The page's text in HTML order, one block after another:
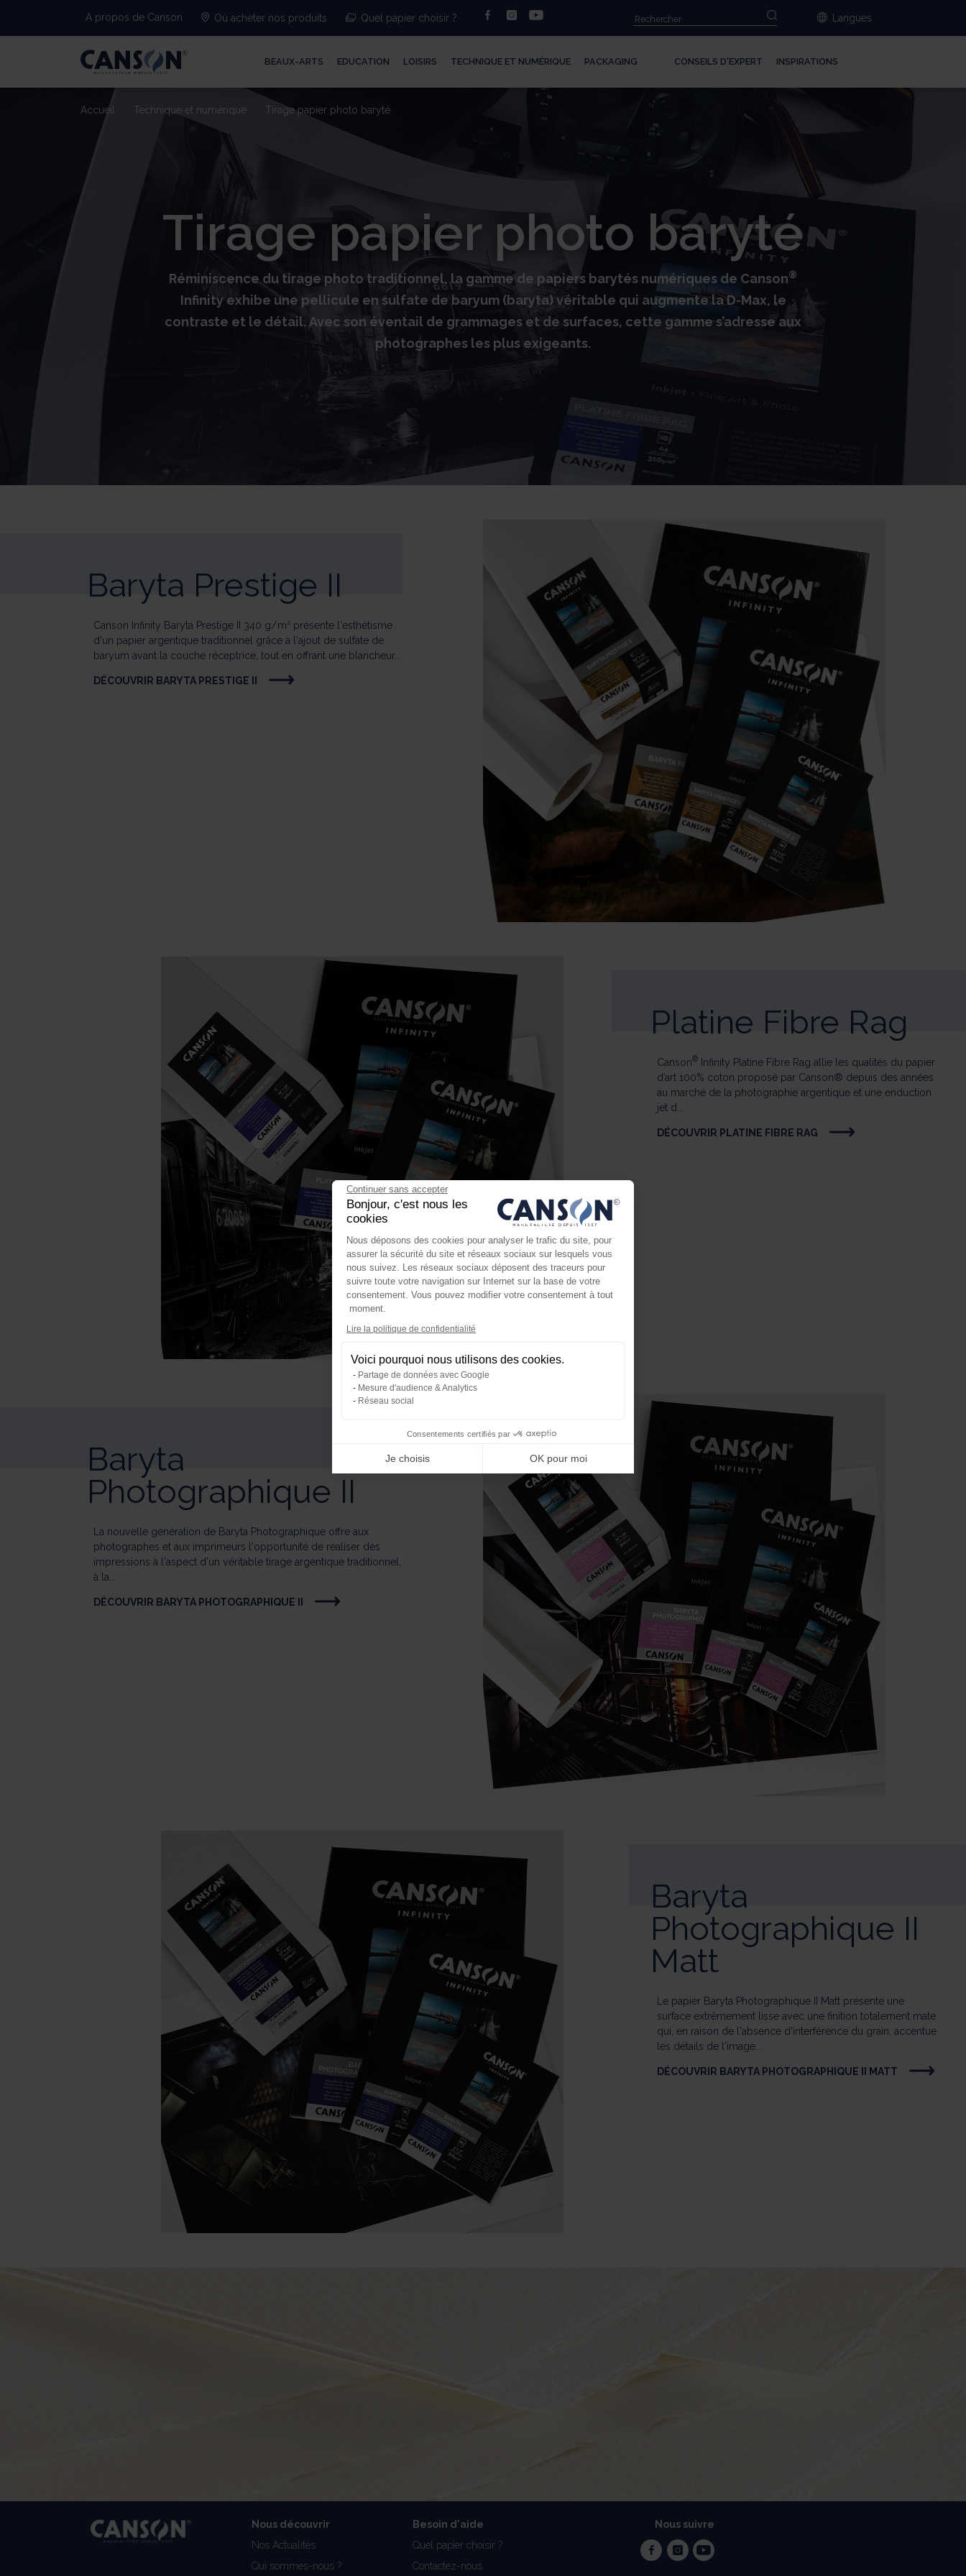
A propos de Canson Où acheter nos produits Quel papier choisir ? facebookinstagram Langues
BEAUX-ARTS EDUCATION LOISIRS TECHNIQUE ET NUMÉRIQUE PACKAGING CONSEILS D'EXPERT INSPIRATIONS
Tirage papier photo baryté
Réminiscence du tirage photo traditionnel, la gamme de papiers barytés numériques de Canson®
Infinity exhibe une pellicule en sulfate de baryum (baryta) véritable qui augmente la D-Max, le
contraste et le détail. Avec son éventail de grammages et de surfaces, cette gamme s’adresse aux
photographes les plus exigeants.
Accueil Technique et numérique Tirage papier photo baryté
Baryta Prestige II
Canson Infinity Baryta Prestige II 340 g/m² présente l'esthétisme
d'un papier argentique traditionnel grâce à l'ajout de sulfate de
baryum avant la couche réceptrice, tout en offrant une blancheur...
DÉCOUVRIR BARYTA PRESTIGE II
Platine Fibre Rag
Canson® Infinity Platine Fibre Rag allie les qualités du papier
d’art 100% coton proposé par Canson® depuis des années
au marché de la photographie argentique et une enduction
jet d...
DÉCOUVRIR PLATINE FIBRE RAG
Baryta
Photographique II
La nouvelle génération de Baryta Photographique offre aux
photographes et aux imprimeurs l'opportunité de réaliser des
impressions à l'aspect d'un véritable tirage argentique traditionnel,
à la...
DÉCOUVRIR BARYTA PHOTOGRAPHIQUE II
Baryta
Photographique II
Matt
Le papier Baryta Photographique II Matt présente une
surface extrêmement lisse avec une finition totalement mate
qui, en raison de l'absence d'interférence du grain, accentue
les détails de l'image...
DÉCOUVRIR BARYTA PHOTOGRAPHIQUE II MATT
Nous découvrir
Nos Actualités
Qui sommes-nous ?
Besoin d'aide
Quel papier choisir ?
Contactez-nous
Nous suivre
facebookinstagram
youtube
Continuer sans accepter
Bonjour, c'est nous les
cookies
Nous déposons des cookies pour analyser le trafic du site, pour
assurer la sécurité du site et réseaux sociaux sur lesquels vous
nous suivez. Les réseaux sociaux déposent des traceurs pour
suivre toute votre navigation sur Internet sur la base de votre
consentement. Vous pouvez modifier votre consentement à tout
moment.
Lire la politique de confidentialité
Voici pourquoi nous utilisons des cookies.
Partage de données avec Google
Mesure d'audience & Analytics
Réseau social
Consentements certifiés par
Je choisis OK pour moi
Axeptio consent
Notre plateforme vous permet d'adapter et de gérer vos paramètres de confidentialité, en garantissant